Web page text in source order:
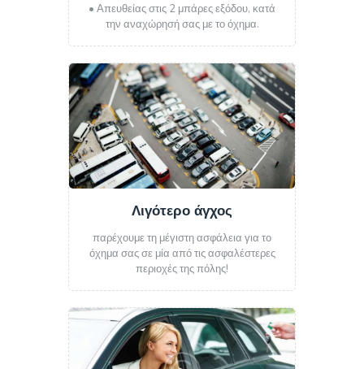
• Απευθείας στις 2 μπάρες εξόδου, κατά
την αναχώρησή σας με το όχημα.
Λιγότερο άγχος
παρέχουμε τη μέγιστη ασφάλεια για το
όχημα σας σε μία από τις ασφαλέστερες
περιοχές της πόλης!